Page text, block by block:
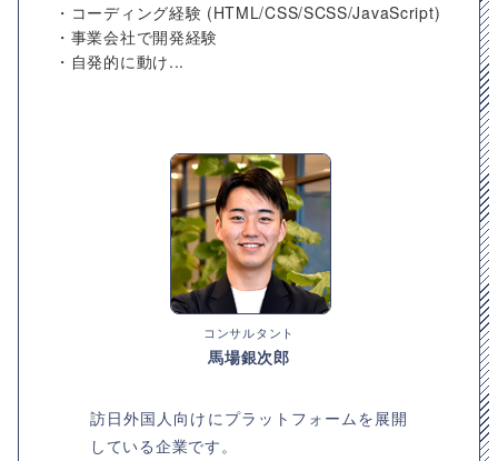
・コーディング経験 (HTML/CSS/SCSS/JavaScript)
・事業会社で開発経験
・自発的に動け...
コンサルタント
馬場銀次郎
訪日外国人向けにプラットフォームを展開
している企業です。